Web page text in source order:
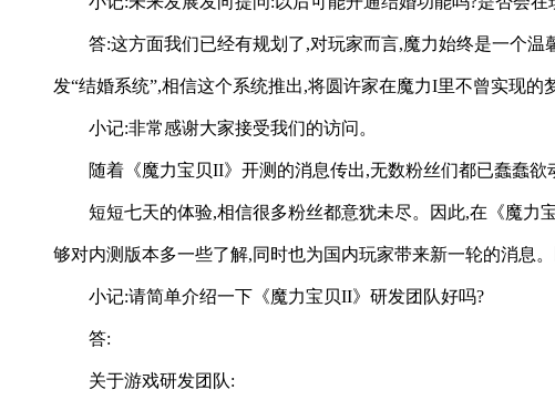
答:这方面我们已经有规划了,对玩家而言,魔力始终是一个
发“结婚系统”,相信这个系统推出,将圆许家在魔力I里不曾实现的
小记:非常感谢大家接受我们的访问。
随着《魔力宝贝II》开测的消息传出,无数粉丝们都已蠢蠢
短短七天的体验,相信很多粉丝都意犹未尽。因此,在《魔
够对内测版本多一些了解,同时也为国内玩家带来新一轮的消息
小记:请简单介绍一下《魔力宝贝II》研发团队好吗?
答:
关于游戏研发团队: